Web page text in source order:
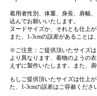
着用者性別、体重、身長、肩幅
込んでお願いいたします。
ヌードサイズか、それとも仕上
また、1-3cmの誤差があることは
※ご注意：ご提供頂いたサイズは
より異なります、着物のようの
えずに製作いたします。また、
もしご提供頂いたサイズは仕上
た、1-3cmの誤差はご容赦くださ